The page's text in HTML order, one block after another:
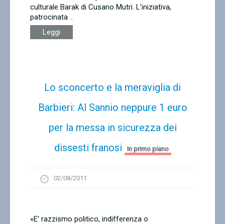
culturale Barak di Cusano Mutri. L’iniziativa,
patrocinata ..
Leggi
Lo sconcerto e la meraviglia di
Barbieri: Al Sannio neppure 1 euro
per la messa in sicurezza dei
dissesti franosi
In primo piano
02/08/2011
«E’ razzismo politico, indifferenza o